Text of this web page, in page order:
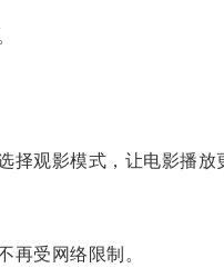
观影模式，让电影播放
受网络限制。